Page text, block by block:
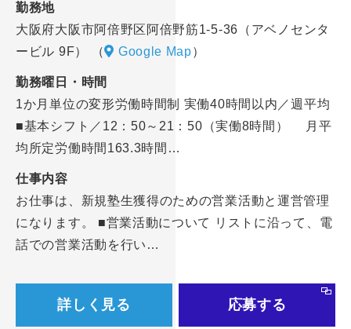
勤務地
大阪府大阪市阿倍野区阿倍野筋1-5-36（アベノセンタ
ービル 9F）
（ Google Map）
勤務曜日・時間
1か月単位の変形労働時間制 実働40時間以内／週平均
■基本シフト／12：50～21：50（実働8時間） 月平
均所定労働時間163.3時間…
仕事内容
お仕事は、新規塾生獲得のための営業活動と運営管理
になります。 ■営業活動について リストに沿って、電
話での営業活動を行い…
詳しく見る 応募する